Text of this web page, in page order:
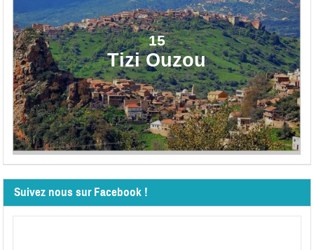
15
Tizi Ouzou
Suivez nous sur Facebook !